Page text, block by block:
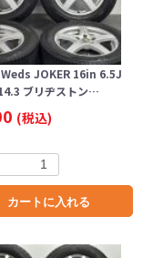
Weds JOKER 16in 6.5J
ブリヂストン…
(税込)
カートに入れる